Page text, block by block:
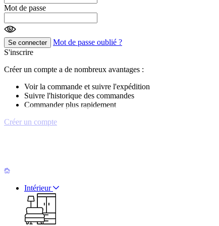
Mot de passe
Se connecter
Mot de passe oublié ?
S'inscrire
Créer un compte a de nombreux avantages :
Voir la commande et suivre l'expédition
Suivre l'historique des commandes
Commander plus rapidement
Créer un compte
Intérieur